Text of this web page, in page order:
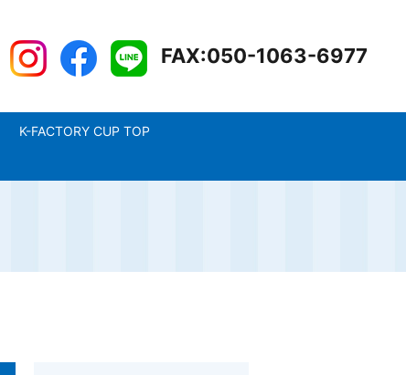
FAX:050-1063-6977
K-FACTORY CUP TOP